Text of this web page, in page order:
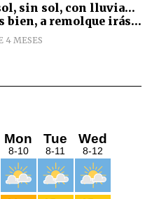
sin sol, con lluvia...
bien, a remolque irás...
4 MESES